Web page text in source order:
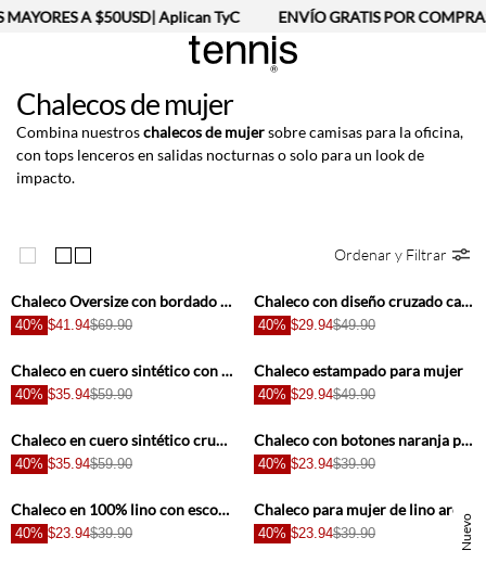
A $50USD| Aplican TyC ENVÍO GRATIS POR
Chalecos de mujer
Combina nuestroschalecos de mujersobre camisas para la oficina,
con tops lenceros en salidas nocturnas o solo para un look de
impacto.
Ordenar y Filtrar
Chaleco Oversize con bordado para mujer
40% $41.94$69.90
Chaleco con diseño cruzado café para mujer
40% $29.94$49.90
+
Chaleco en cuero sintético con flecos negro para mujer
40% $35.94$59.90
Chaleco estampado para mujer
40% $29.94$49.90
Chaleco en cuero sintético crudo para mujer
40% $35.94$59.90
Chaleco con botones naranja para mujer
40% $23.94$39.90
Chaleco en 100% lino con escote en espalda crudo para mujer
40% $23.94$39.90 Nuevo
Chaleco para mujer de lino arena entallado con bajo en doble pico
40% $23.94$39.90 +